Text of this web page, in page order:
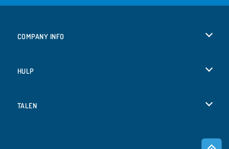
COMPANY INFO
HULP
TALEN